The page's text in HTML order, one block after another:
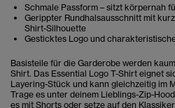
Schmale Passform – sitzt körpernah
Gerippter Rundhalsausschnitt mit
Shirt-Silhouette
Gesticktes Logo und
Basisteile für die Garderobe werden
Shirt. Das Essential Logo T-Shirt eignet
Layering-Stück und kann gleichzeitig im
Trage es unter deinem Lieblings-Zip-
es mit Shorts oder setze auf den